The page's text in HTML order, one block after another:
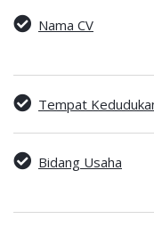
Nama CV
Tempat
Bidang Usaha